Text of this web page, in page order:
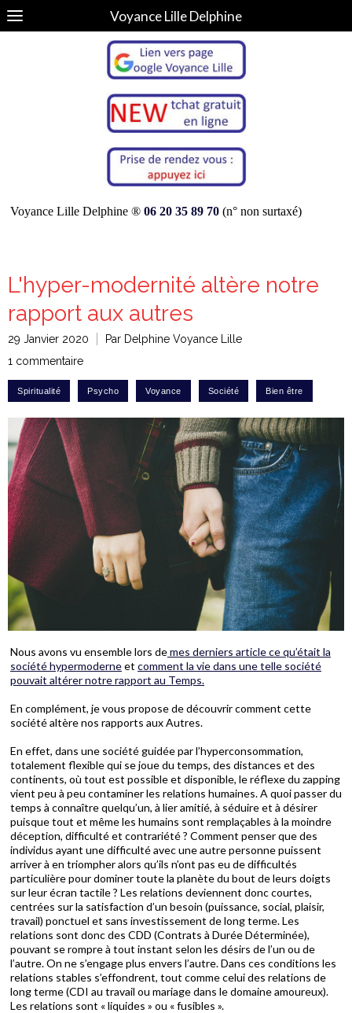
Voyance Lille Delphine
Voyance Lille Delphine ® 06 20 35 89 70 (n° non surtaxé)
L'hyper-modernité altère notre
rapport aux autres
29 Janvier 2020
Par Delphine Voyance Lille
1 commentaire
Nous avons vu ensemble lors demes derniers article ce qu’était la
société hypermoderneet comment la vie dans une telle société
pouvait altérer notre rapport au Temps.
En complément, je vous propose de découvrir comment cette
société altère nos rapports aux Autres.
En effet, dans une société guidée par l’hyperconsommation,
totalement flexible qui se joue du temps, des distances et des
continents, où tout est possible et disponible, le réflexe du zapping
vient peu à peu contaminer les relations humaines. A quoi passer du
temps à connaître quelqu’un, à lier amitié, à séduire et à désirer
puisque tout et même les humains sont remplaçables à la moindre
déception, difficulté et contrariété ? Comment penser que des
individus ayant une difficulté avec une autre personne puissent
arriver à en triompher alors qu’ils n’ont pas eu de difficultés
particulière pour dominer toute la planète du bout de leurs doigts
sur leur écran tactile ? Les relations deviennent donc courtes,
centrées sur la satisfaction d’un besoin (puissance, social, plaisir,
travail) ponctuel et sans investissement de long terme. Les
relations sont donc des CDD (Contrats à Durée Déterminée),
pouvant se rompre à tout instant selon les désirs de l’un ou de
l’autre. On ne s’engage plus envers l’autre. Dans ces conditions les
relations stables s’effondrent, tout comme celui des relations de
long terme (CDI au travail ou mariage dans le domaine amoureux).
Les relations sont « liquides » ou « fusibles ».